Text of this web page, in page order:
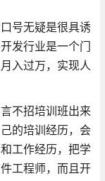
号无疑是很具诱
发行业是一个门
入过万，实现人
不招培训班出来
的培训经历，会
工作经历，把学
工程师，而且开